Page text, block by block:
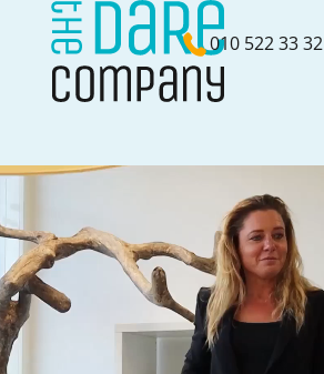
010 522 33 32